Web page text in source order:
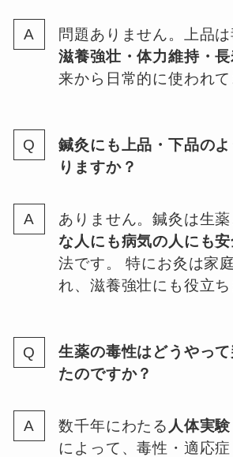
問題ありません。上品は
滋養強壮・体力維持・
来から日常的に使われて
鍼灸にも上品・下品の
りますか？
ありません。鍼灸は生
な人にも病気の人にも
法です。 特にお灸は家
れ、滋養強壮にも役立ち
生薬の毒性はどうやっ
たのですか？
数千年にわたる 人体実験
によって、毒性・適応